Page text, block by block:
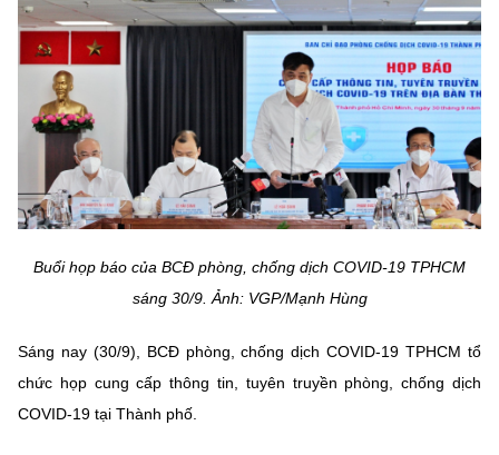
Bưu chính, Viễn thông
Sở hữu trí tuệ
Tiêu chuẩn, đo lường, chất lượng
Năng lượng nguyên tử
Tin địa phương
Văn bản chỉ đạo điều hành
Lấy ý kiến người dân về dự thảo VBQPPL
THỐNG KÊ
Khoa học và Công nghệ
Đổi mới sáng tạo
Chuyển đổi số
Bưu chính, Viễn thông
Sở hữu trí tuệ
Năng lượng nguyên tử
Multimedia
THƯ ĐIỆN TỬ
Videos
Voice
Nhiệm vụ trọng tâm
Buổi họp báo của BCĐ phòng, chống dịch COVID-19 TPHCM
sáng 30/9. Ảnh: VGP/Mạnh Hùng
Sáng nay (30/9), BCĐ phòng, chống dịch COVID-19 TPHCM tổ
chức họp cung cấp thông tin, tuyên truyền phòng, chống dịch
COVID-19 tại Thành phố.